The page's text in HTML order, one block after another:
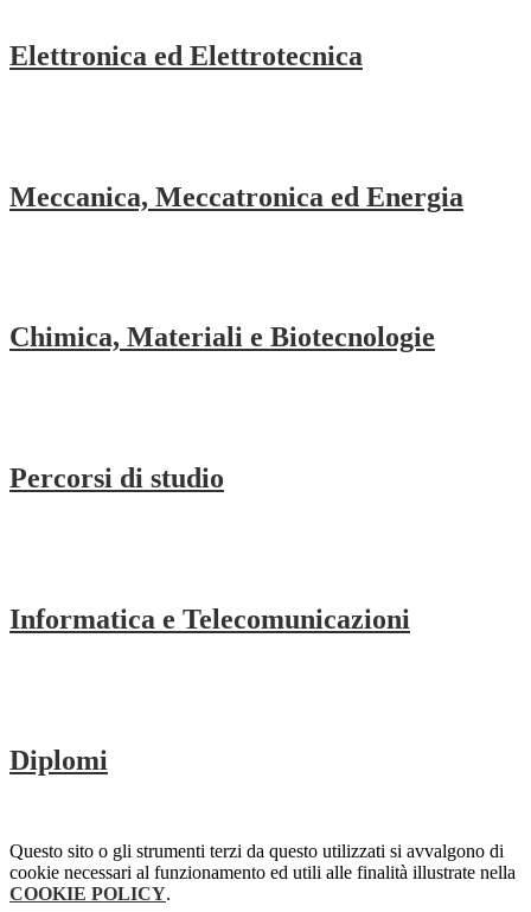
Elettronica ed Elettrotecnica
Meccanica, Meccatronica ed Energia
Chimica, Materiali e Biotecnologie
Percorsi di studio
Informatica e Telecomunicazioni
Diplomi
Questo sito o gli strumenti terzi da questo utilizzati si avvalgono di
cookie necessari al funzionamento ed utili alle finalità illustrate nella
COOKIE POLICY.